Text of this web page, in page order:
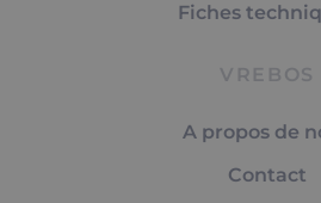
Fiches
VREBOS
A propos de
Contact